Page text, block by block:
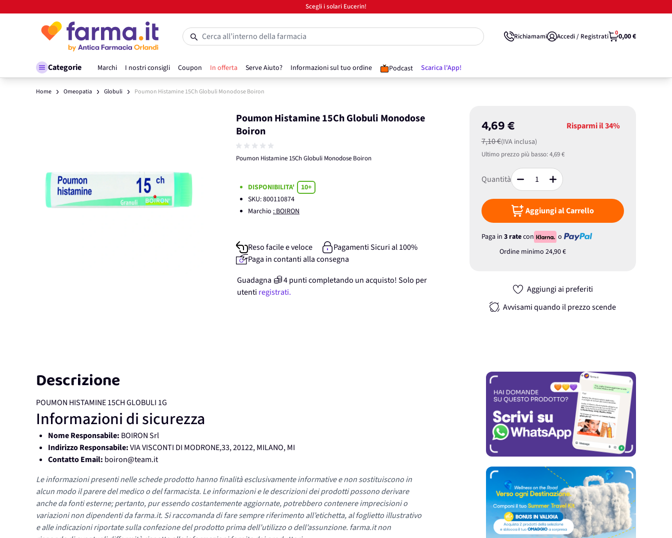
Scegli i solari Eucerin!
Salta al contenuto
Categorie Marchi I nostri consigli Coupon In offerta Serve Aiuto? Informazioni sul tuo ordine Podcast Scarica l'App!
Cerca all’interno della farmacia Richiamami Accedi / Registrati 00,00 €
Home Omeopatia Globuli Poumon Histamine 15Ch Globuli Monodose Boiron
Poumon Histamine 15Ch Globuli Monodose
Boiron
Poumon Histamine 15Ch Globuli Monodose Boiron
4,69 €
7,10 €(IVA inclusa)
Risparmi il34%
Ultimo prezzo più basso:4,69 €
Quantità
Aggiungi al Carrello
Paga in 3 ratecon
o
Ordine minimo 24,90 €
Aggiungi ai preferiti
Avvisami quando il prezzo scende
DISPONIBILITA'
10+
SKU:800110874
Marchio : BOIRON
Reso facile e veloce
Pagamenti Sicuri al 100%
Paga in contanti alla consegna
Guadagna
4punticompletando un acquisto! Solo per
utenti registrati.
Descrizione
POUMON HISTAMINE 15CH GLOBULI 1G
Informazioni di sicurezza
Nome Responsabile: BOIRON Srl
Indirizzo Responsabile:VIA VISCONTI DI MODRONE,33, 20122, MILANO, MI
Contatto Email: boiron@team.it
Le informazioni presenti nelle schede prodotto hanno finalità esclusivamente informative e non sostituiscono in
alcun modo il parere del medico o del farmacista. Le informazioni e le descrizioni dei prodotti possono derivare
anche da fonti esterne; pertanto, pur essendo costantemente aggiornate, potrebbero contenere imprecisioni o
variazioni non dipendenti da farma.it. Si raccomanda di fare sempre riferimento all’etichetta, al foglietto illustrativo
e alle indicazioni riportate sulla confezione del prodotto prima dell’utilizzo o dell’assunzione. farma.it non